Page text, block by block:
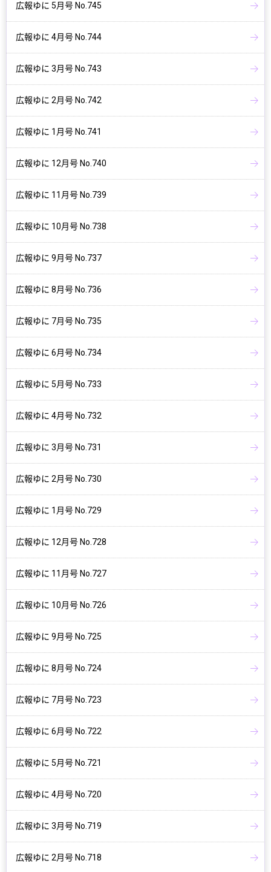
広報ゆに 5月号 No.745
広報ゆに 4月号 No.744
広報ゆに 3月号 No.743
広報ゆに 2月号 No.742
広報ゆに 1月号 No.741
広報ゆに 12月号 No.740
広報ゆに 11月号 No.739
広報ゆに 10月号 No.738
広報ゆに 9月号 No.737
広報ゆに 8月号 No.736
広報ゆに 7月号 No.735
広報ゆに 6月号 No.734
広報ゆに 5月号 No.733
広報ゆに 4月号 No.732
広報ゆに 3月号 No.731
広報ゆに 2月号 No.730
広報ゆに 1月号 No.729
広報ゆに 12月号 No.728
広報ゆに 11月号 No.727
広報ゆに 10月号 No.726
広報ゆに 9月号 No.725
広報ゆに 8月号 No.724
広報ゆに 7月号 No.723
広報ゆに 6月号 No.722
広報ゆに 5月号 No.721
広報ゆに 4月号 No.720
広報ゆに 3月号 No.719
広報ゆに 2月号 No.718